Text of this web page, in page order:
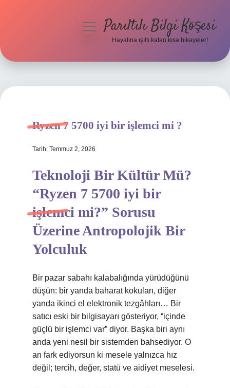
Hakkımızda
menüyüParıltılı Bilgi Köşesi
Hayatına ışıltı katan kısa hikayeler!
Ryzen 7 5700 iyi bir işlemci mi ?
Tarih: Temmuz 2, 2026
Teknoloji Bir Kültür Mü?
“Ryzen 7 5700 iyi bir
işlemci mi?” Sorusu
Üzerine Antropolojik Bir
Yolculuk
Bir pazar sabahı kalabalığında yürüdüğünü
düşün: bir yanda baharat kokuları, diğer
yanda ikinci el elektronik tezgâhları… Bir
satıcı eski bir bilgisayarı gösteriyor, “içinde
güçlü bir işlemci var” diyor. Başka biri aynı
anda yeni nesil bir sistemden bahsediyor. O
an fark ediyorsun ki mesele yalnızca hız
değil; tercih, değer, statü ve aidiyet meselesi.